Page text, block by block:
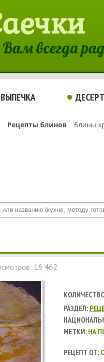
всегда
ВЫПЕЧКА
Рецепты блинов Блины
16 462
РАЗДЕЛ:
МЕТКИ: НА
РЕЦЕПТ ОТ: